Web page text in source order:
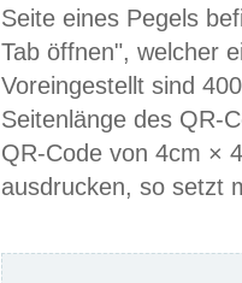
Seite eines Pegels
Tab öffnen", welcher
Voreingestellt sind
Seitenlänge des QR-
QR-Code von 4cm ×
ausdrucken, so setzt